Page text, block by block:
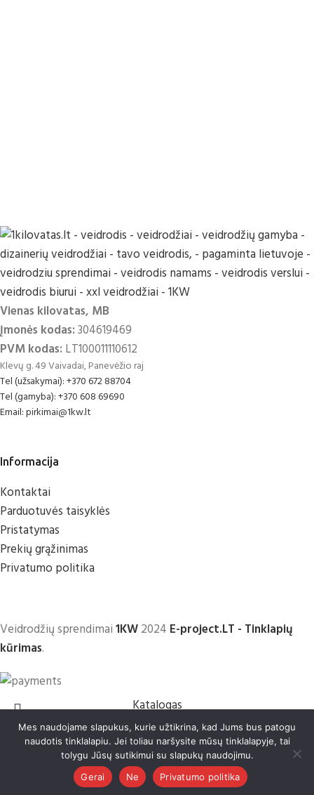
Vienas kilovatas, MB
Įmonės kodas:304619469
PVM kodas: LT100011110612
Klevų g. 49 Vaivadai, Panevėžio raj
Tel (užsakymai): +370 672 88704
Tel (gamyba): +370 608 69690
Email: pirkimai@1kw.lt
Informacija
Kontaktai
Parduotuvės taisyklės
Pristatymas
Prekių grąžinimas
Privatumo politika
Veidrodžių sprendimai1KW2024 E-project.LT - Tinklapių
kūrimas.
Pradėkite rašyti, kad matytumėt prekes kurių ieškote.
Katalogas
Krepšelis
Mes naudojame slapukus, kurie užtikrina, kad Jums bus patogu
naudotis tinklalapiu. Jei toliau naršysite mūsų tinklalapyje, tai
tolygu Jūsų sutikimui su slapukų naudojimu.
Gerai
Ne Privatumo politika